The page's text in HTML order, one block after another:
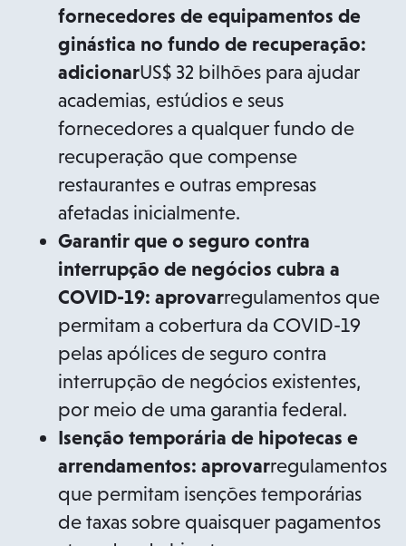
fornecedores de equipamentos de
ginástica no fundo de recuperação:
adicionarUS$ 32 bilhões para ajudar
academias, estúdios e seus
fornecedores a qualquer fundo de
recuperação que compense
restaurantes e outras empresas
afetadas inicialmente.
Garantir que o seguro contra
interrupção de negócios cubra a
COVID-19: aprovarregulamentos que
permitam a cobertura da COVID-19
pelas apólices de seguro contra
interrupção de negócios existentes,
por meio de uma garantia federal.
Isenção temporária de hipotecas e
arrendamentos: aprovarregulamentos
que permitam isenções temporárias
de taxas sobre quaisquer pagamentos